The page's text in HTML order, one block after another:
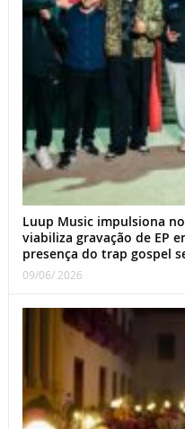
Luup Music impulsiona
viabiliza gravação de EP
presença do trap gospel
09/06/ 2026